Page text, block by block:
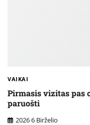
VAIKAI
Pirmasis vizitas pas
paruošti
2026 6 Birželio